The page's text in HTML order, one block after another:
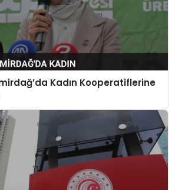
Kadın Kooperatiflerine